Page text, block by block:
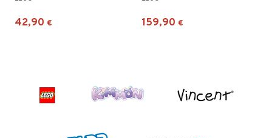
42,90 € 159,90 €